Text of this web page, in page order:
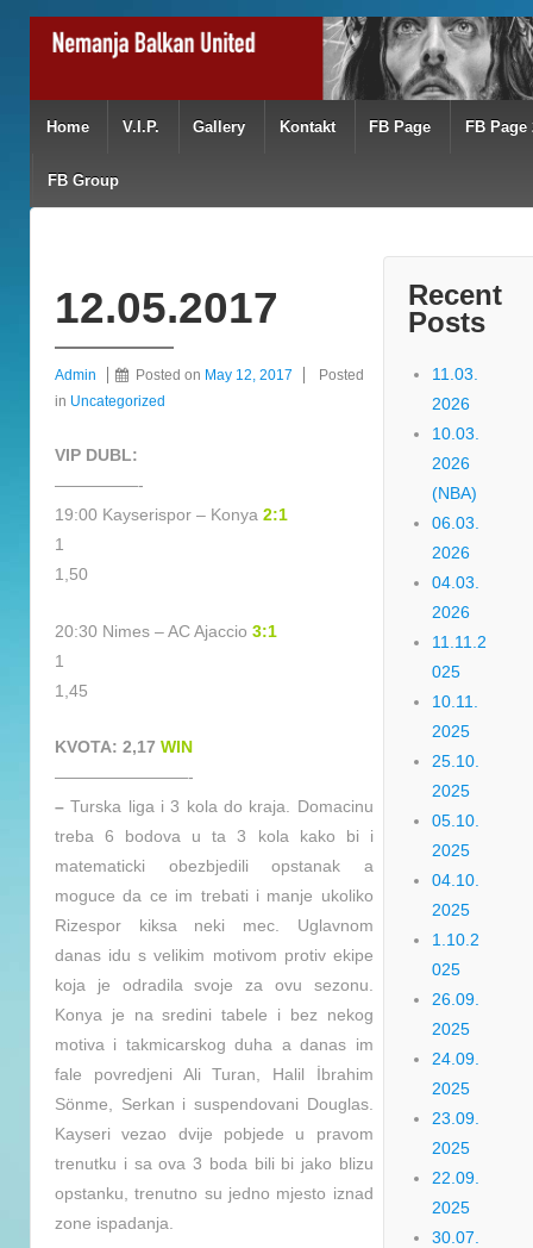
Home V.I.P. Gallery Kontakt FB Page FB Page
FB Group
12.05.2017
Admin Posted on May 12, 2017
Posted
in Uncategorized
VIP DUBL:
—————-
19:00 Kayserispor – Konya 2:1
1
1,50
20:30 Nimes – AC Ajaccio 3:1
1
1,45
KVOTA: 2,17 WIN
————————-
– Turska liga i 3 kola do kraja. Domacinu
treba 6 bodova u ta 3 kola kako bi i
matematicki obezbjedili opstanak a
moguce da ce im trebati i manje ukoliko
Rizespor kiksa neki mec. Uglavnom
danas idu s velikim motivom protiv ekipe
koja je odradila svoje za ovu sezonu.
Konya je na sredini tabele i bez nekog
motiva i takmicarskog duha a danas im
fale povredjeni Ali Turan, Halil İbrahim
Sönme, Serkan i suspendovani Douglas.
Kayseri vezao dvije pobjede u pravom
trenutku i sa ova 3 boda bili bi jako blizu
opstanku, trenutno su jedno mjesto iznad
zone ispadanja.
Recent
Posts
11.03.
2026
10.03.
2026
(NBA)
06.03.
2026
04.03.
2026
11.11.2
025
10.11.
2025
25.10.
2025
05.10.
2025
04.10.
2025
1.10.2
025
26.09.
2025
24.09.
2025
23.09.
2025
22.09.
2025
30.07.